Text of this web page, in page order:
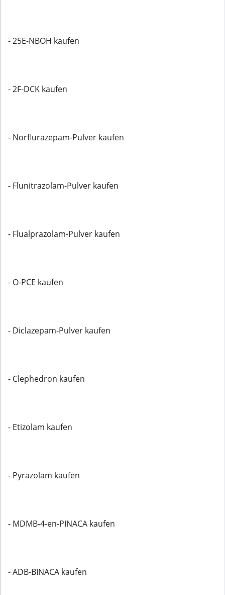
- 25E-NBOH kaufen
- 2F-DCK kaufen
- Norflurazepam-Pulver kaufen
- Flunitrazolam-Pulver kaufen
- Flualprazolam-Pulver kaufen
- O-PCE kaufen
- Diclazepam-Pulver kaufen
- Clephedron kaufen
- Etizolam kaufen
- Pyrazolam kaufen
- MDMB-4-en-PINACA kaufen
- ADB-BINACA kaufen